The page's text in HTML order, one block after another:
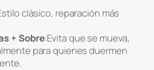
clásico, reparación más
+ Sobre:Evita que se mueva,
para quienes duermen